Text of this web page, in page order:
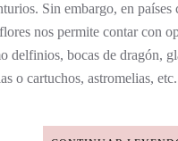
Sin embargo, en
nos permite contar con
delfinios, bocas de dragón,
o cartuchos, astromelias, etc.